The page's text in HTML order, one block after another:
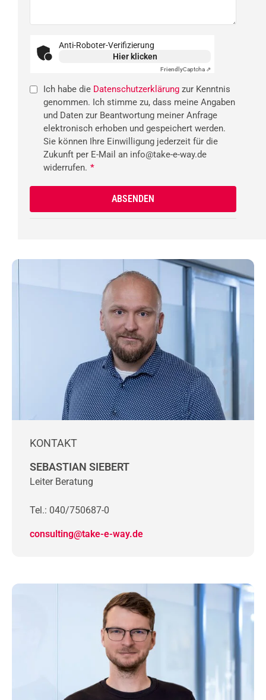
Anti-Roboter-Verifizierung
Hier klicken
FriendlyCaptcha ⇗
Ich habe die Datenschutzerklärung zur Kenntnis
genommen. Ich stimme zu, dass meine Angaben
und Daten zur Beantwortung meiner Anfrage
elektronisch erhoben und gespeichert werden.
Sie können Ihre Einwilligung jederzeit für die
Zukunft per E-Mail an info@take-e-way.de
widerrufen. *
KONTAKT
SEBASTIAN SIEBERT
Leiter Beratung
Tel.: 040/750687-0
consulting@take-e-way.de